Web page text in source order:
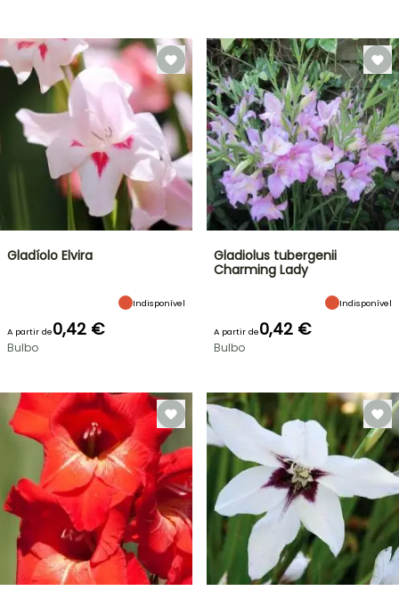
Gladíolo Elvira
Indisponível
A partir de0,42 €
Bulbo
Gladiolus tubergenii
Charming Lady
Indisponível
A partir de0,42 €
Bulbo